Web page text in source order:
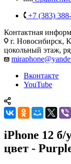
+7 (383)
Контактная
г. Новосибирск,
цокольный этаж,
Вконтакте
YouTube
iPhone 12
цвет -